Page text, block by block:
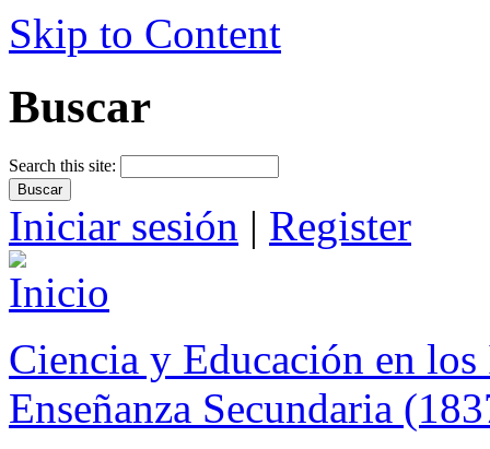
Skip to Content
Buscar
Search this site:
Iniciar sesión | Register
Ciencia y Educación en
Enseñanza Secundaria